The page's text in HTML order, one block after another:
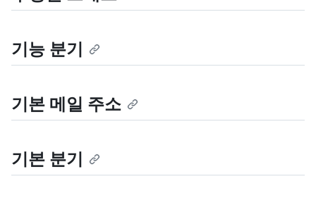
기능 분기
기본 메일 주소
기본 분기